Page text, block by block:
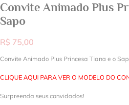
Convite Animado Plus
Sapo
R$ 75,00
Convite Animado Plus Princesa Tiana e o
CLIQUE AQUI PARA VER O MODELO DO
Surpreenda seus convidados!